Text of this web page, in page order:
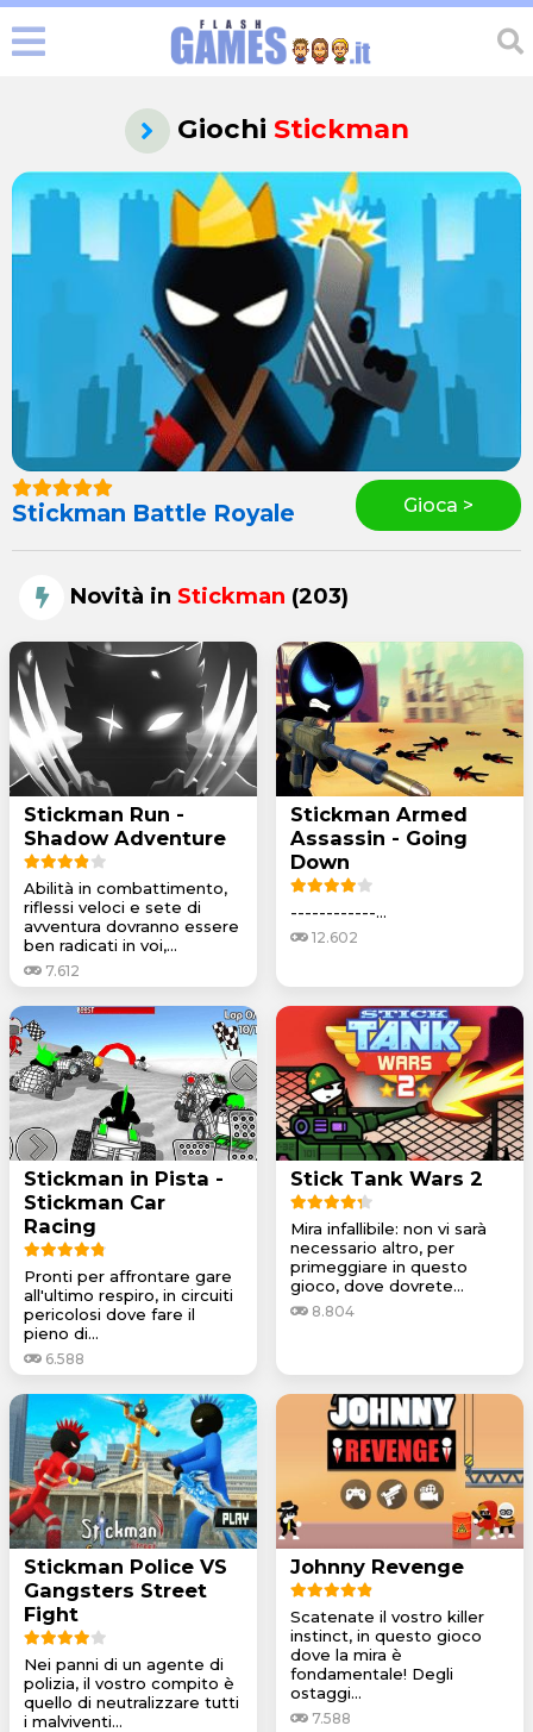
Giochi Stickman
Stickman Battle Royale Gioca >
Novità in Stickman (203)
Stickman Run -
Shadow Adventure
Abilità in combattimento,
riflessi veloci e sete di
avventura dovranno essere
ben radicati in voi,...
7.612
Stickman Armed
Assassin - Going
Down
------------...
12.602
Stickman in Pista -
Stickman Car
Racing
Pronti per affrontare gare
all'ultimo respiro, in circuiti
pericolosi dove fare il
pieno di...
6.588
Stick Tank Wars 2
Mira infallibile: non vi sarà
necessario altro, per
primeggiare in questo
gioco, dove dovrete...
8.804
Stickman Police VS
Gangsters Street
Fight
Nei panni di un agente di
polizia, il vostro compito è
quello di neutralizzare tutti
i malviventi...
Johnny Revenge
Scatenate il vostro killer
instinct, in questo gioco
dove la mira è
fondamentale! Degli
ostaggi...
7.588